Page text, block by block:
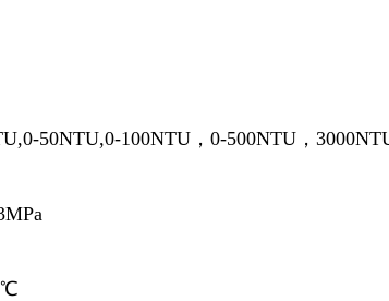
100NTU，0-500NTU，